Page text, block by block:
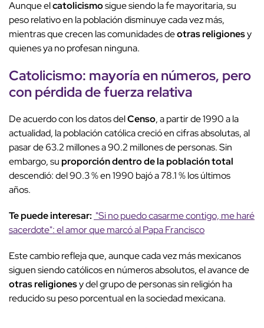
Aunque elcatolicismosigue siendo la fe mayoritaria, su
peso relativo en la población disminuye cada vez más,
mientras que crecen las comunidades deotras religionesy
quienes ya no profesan ninguna.
Catolicismo: mayoría en números, pero
con pérdida de fuerza relativa
De acuerdo con los datos delCenso, a partir de 1990 a la
actualidad, la población católica creció en cifras absolutas, al
pasar de 63.2 millones a 90.2 millones de personas. Sin
embargo, suproporción dentro de la población total
descendió: del 90.3 % en 1990 bajó a 78.1 % los últimos
años.
Te puede interesar: "Si no puedo casarme contigo, me haré
sacerdote": el amor que marcó al Papa Francisco
Este cambio refleja que, aunque cada vez más mexicanos
siguen siendo católicos en números absolutos, el avance de
otras religionesy del grupo de personas sin religión ha
reducido su peso porcentual en la sociedad mexicana.